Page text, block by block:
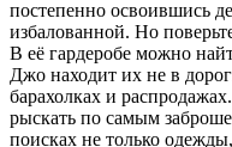
постепенно освоившись
избалованной. Но
В её гардеробе можно
Джо находит их не в
барахолках и
рыскать по самым
поисках не только